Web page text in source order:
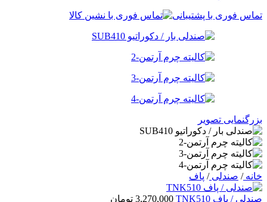
تماس فوری با پشتیبانی
بزرگنمایی تصویر
خانه/ صندلی/ پاف
صندلی / پاف TNK510 3,270,000 تومان